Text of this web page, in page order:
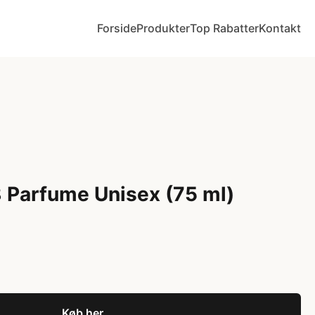
ForsideProdukterTop RabatterKontakt
Unisex (75 ml)